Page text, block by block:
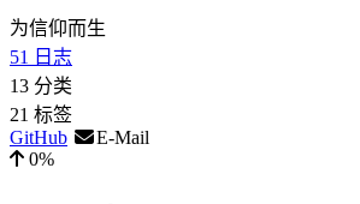
为信仰而生
51
日志
13 分类
21 标签
GitHub
E-Mail
0%